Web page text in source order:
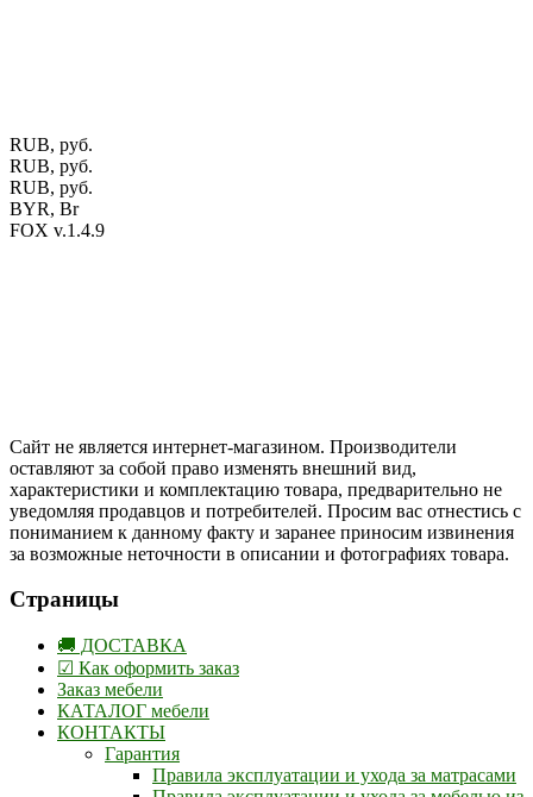
RUB, руб.
RUB, руб.
RUB, руб.
BYR, Br
FOX v.1.4.9
Сайт не является интернет-магазином. Производители
оставляют за собой право изменять внешний вид,
характеристики и комплектацию товара, предварительно не
уведомляя продавцов и потребителей. Просим вас отнестись с
пониманием к данному факту и заранее приносим извинения
за возможные неточности в описании и фотографиях товара.
Страницы
🚚 ДОСТАВКА
☑ Как оформить заказ
Заказ мебели
КАТАЛОГ мебели
КОНТАКТЫ
Гарантия
Правила эксплуатации и ухода за матрасами